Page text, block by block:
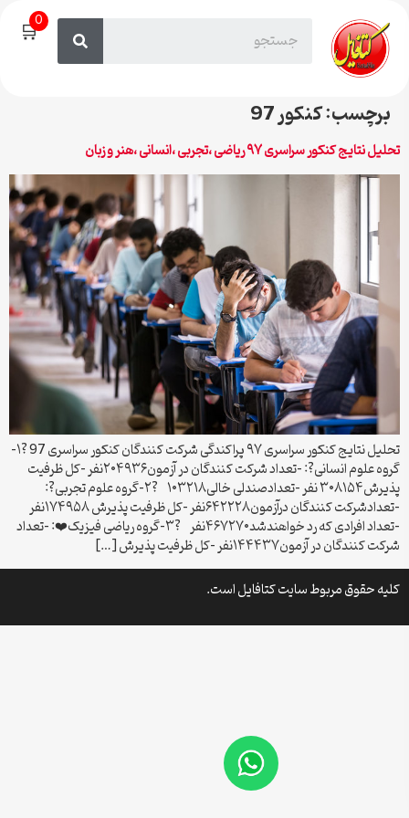
🛒0
برچسب:کنکور 97
تحلیل نتایج کنکور سراسری ۹۷ ریاضی ،تجربی ،انسانی ،هنر و زبان
تحلیل نتایج کنکور سراسری ۹۷ پراکندگی شرکت کنندگان کنکور سراسری 97 ?۱-
گروه علوم انسانی?: -تعداد شرکت کنندگان در آزمون۲۰۴۹۳۶نفر -کل ظرفیت
پذیرش۳۰۸۱۵۴ نفر -تعدادصندلی خالی۱۰۳۲۱۸ ?۲-گروه علوم تجربی?:
-تعدادشرکت کنندگان درآزمون۶۴۲۲۲۸نفر -کل ظرفیت پذیرش ۱۷۴۹۵۸نفر
-تعداد افرادی که رد خواهندشد۴۶۷۲۷۰نفر ?۳-گروه ریاضی فیزیک❤️: -تعداد
شرکت کنندگان در آزمون۱۴۴۴۳۷نفر -کل ظرفیت پذیرش […]
کلیه حقوق مربوط سایت کتافایل است.